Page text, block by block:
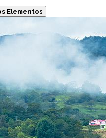
Elementos